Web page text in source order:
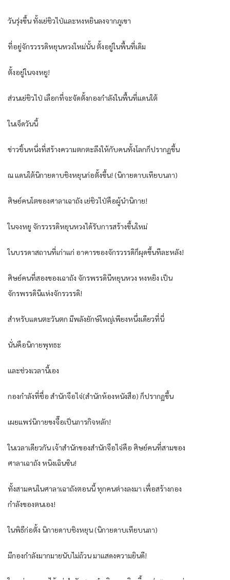
วันรุ่งขึ้น ทั้งเย่ชิวไป่และหงหยินลงจากภูเขา
ที่อยู่จักรวรรดิหยุนหวงใหม่นั้น ตั้งอยู่ในพื้นที่เดิม
ตั้งอยู่ในจงหยู!
ส่วนเย่ชิวไป่ เลือกที่จะจัดตั้งกองกำลังในพื้นที่แดนใต้
ในเจ็ดวันนี้
ข่าวชิ้นหนึ่งที่สร้างความตกตะลึงให้กับคนทั้งโลกก็ปรากฏขึ้น
ณ แดนใต้นิกายดาบชิงหยุนก่อตั้งขึ้น! (นิกายดาบเทียบนภา)
ศิษย์คนโตของศาลาเฉาถัง เย่ชิวไป่คือผู้นำนิกาย!
ในจงหยู จักรวรรดิหยุนหวงได้รับการสร้างขึ้นใหม่
ในบรรดาสถานที่เก่าแก่ อาคารของจักรวรรดิก็ผุดขึ้นทีละหลัง!
ศิษย์คนที่สองของเฉาถัง จักรพรรดินีหยุนหวง หงหยิง เป็น
จักรพรรดินีแห่งจักรวรรดิ!
สำหรับแดนตะวันตก มีพลังยักษ์ใหญ่เพียงหนึ่งเดียวที่นี่
นั่นคือนิกายพุทธะ
และช่วงเวลานี้เอง
กองกำลังที่ชื่อ สำนักจือไจ่(สำนักห้องหนังสือ) ก็ปรากฏขึ้น
เผยแพร่นิกายขงจื๊อเป็นภารกิจหลัก!
ในเวลาเดียวกัน เจ้าสำนักของสำนักจือไจ่คือ ศิษย์คนที่สามของ
ศาลาเฉาถัง หนิงเฉินซิน!
ทั้งสามคนในศาลาเฉาถังตอนนี้ ทุกคนต่างลงมา เพื่อสร้างกอง
กำลังของตนเอง!
ในพิธีก่อตั้ง นิกายดาบชิงหยุน (นิกายดาบเทียบนภา)
มีกองกำลังมากมายนับไม่ถ้วน มาแสดงความยินดี!